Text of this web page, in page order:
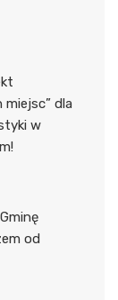
miejsc” dla
w
od